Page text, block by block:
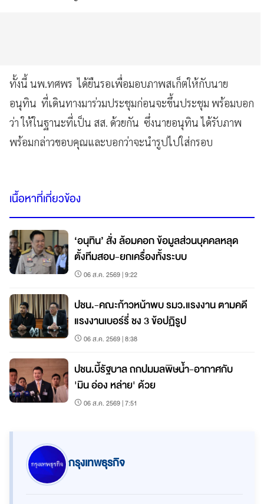
ทั้งนี้ นพ.ทศพร ได้ยืนรอเพื่อมอบภาพสเก็ตให้กับนาย
อนุทิน ที่เดินทางมาร่วมประชุมก่อนจะขึ้นประชุม พร้อมบอก
ว่า ให้ในฐานะที่เป็น สส. ด้วยกัน ซึ่งนายอนุทิน ได้รับภาพ
พร้อมกล่าวขอบคุณและบอกว่าจะนำรูปไปใส่กรอบ
เนื้อหาที่เกี่ยวข้อง
‘อนุทิน’ สั่ง ล้อมคอก ข้อมูลส่วนบุคคลหลุด
ตั้งทีมสอบ-ยกเครื่องทั้งระบบ
06 ส.ค. 2569 | 9:22
ปชน.-คณะก้าวหน้าพบ รมว.แรงงาน ตามคดี
แรงงานเบอร์รี่ ชง 3 ข้อปฏิรูป
06 ส.ค. 2569 | 8:38
ปชน.บี้รัฐบาล ถกปมมลพิษน้ำ-อากาศกับ
'มิน อ่อง หล่าย' ด้วย
06 ส.ค. 2569 | 7:51
กรุงเทพธุรกิจ